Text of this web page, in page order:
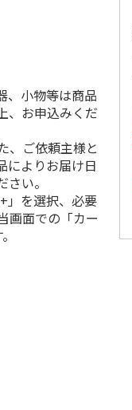
、小物等は商品
、お申込みくだ
、ご依頼主様と
によりお届け日
い。
」を選択、必要
画面での「カー